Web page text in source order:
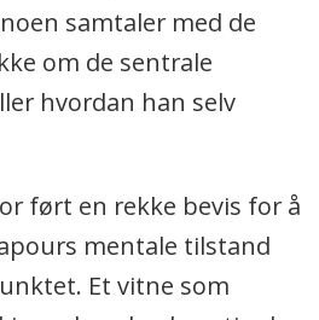
samtaler med de
om de sentrale
hvordan han selv
ført en rekke bevis for å
mentale tilstand
Et vitne som